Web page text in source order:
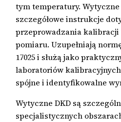
tym temperatury.
szczegółowe instrukcje
przeprowadzania kalibracji
pomiaru. Uzupełniają
17025 i służą jako
laboratoriów
spójne i identyfikowalne
Wytyczne DKD są
specjalistycznych